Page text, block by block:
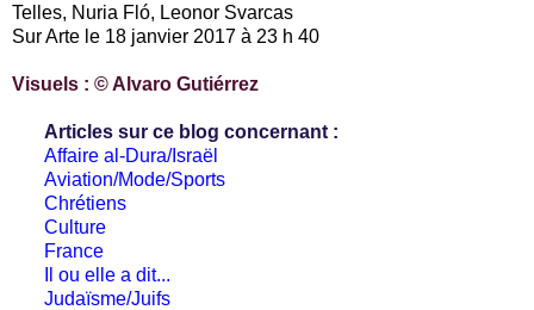
Telles, Nuria Fló, Leonor Svarcas
Sur Arte le 18 janvier 2017 à 23 h 40
Visuels : © Alvaro Gutiérrez
Articles sur ce blog concernant :
Affaire al-Dura/Israël
Aviation/Mode/Sports
Chrétiens
Culture
France
Il ou elle a dit...
Judaïsme/Juifs